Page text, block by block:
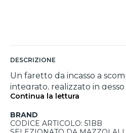
DESCRIZIONE
Un faretto da incasso a
integrato, realizzato in
installato e stuccato a raso, lascia visibili
luminosa di 2400 lumen
è compatibile con
Continua la lettura
BRAND
CODICE ARTICOLO: 51BB